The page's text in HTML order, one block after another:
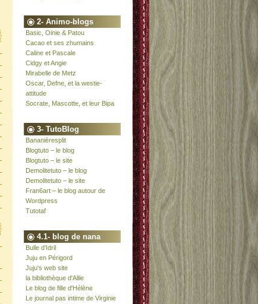
2- Animo-blogs
Basic, Oinie & Patou
Cacao et ses zhumains
Caline et Pascale
Cidgy et Angie
Mirabelle de Metz
Oscar, Defne, et la westie-
attitude
Socrate, Mascotte, et leur Bipa
3- TutoBlog
Bananièresplit
Blogtuto – le blog
Blogtuto – le site
Demolitetuto – le blog
Demolitetuto – le site
Fran6art – le blog autour de
Wordpress
Tutotaf
4.1- blog de nana
Bulle d'Idril
Juju en Périgord
Juju's web site
la bibliothèque d'Allie
Le blog de fille d'Hélène
Le journal pas intime de Virginie